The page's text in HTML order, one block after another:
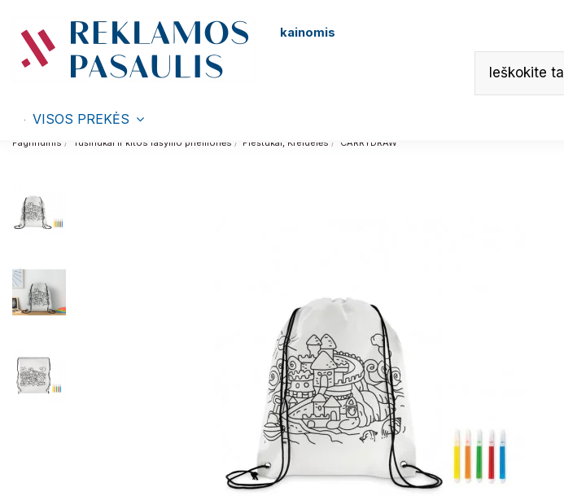
kainomis
VISOS PREKĖS
Pagrindinis Tušinukai ir kitos rašymo priemonės Pieštukai, Kreidelės CARRYDRAW